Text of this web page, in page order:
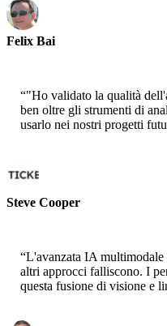
Felix Bai
“"Ho validato la qualità
ben oltre gli strumenti di
usarlo nei nostri progetti
Steve Cooper
“L'avanzata IA
altri approcci falliscono. I
questa fusione di visione e